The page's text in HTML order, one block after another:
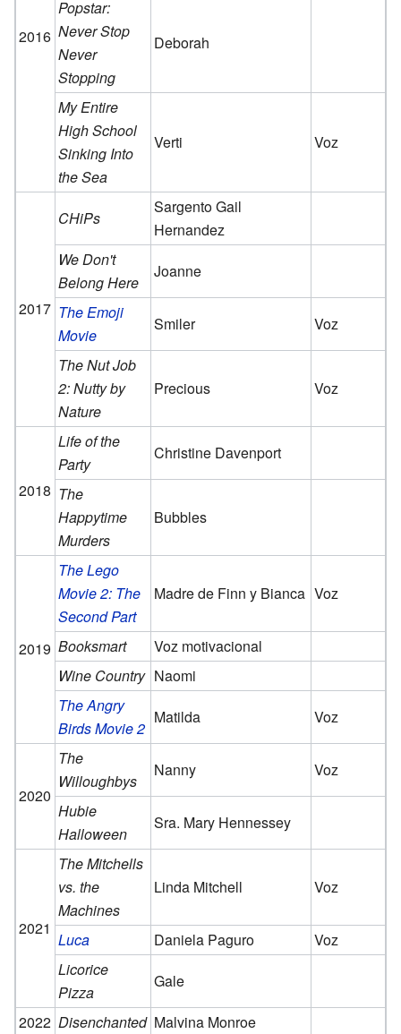
2016
Popstar:
Never Stop
Never
Stopping
Deborah
My Entire
High School
Sinking Into
the Sea
Verti Voz
2017
CHiPs
Sargento Gail
Hernandez
We Don't
Belong Here
Joanne
The Emoji
Movie
Smiler
Voz
The Nut Job
2: Nutty by
Nature
Precious Voz
2018
Life of the
Party
Christine Davenport
The
Happytime
Murders
Bubbles
2019
The Lego
Movie 2: The
Second Part
Madre de Finn y Bianca Voz
Booksmart
Voz motivacional
Wine Country Naomi
The Angry
Birds Movie 2
Matilda Voz
2020
The
Willoughbys
Nanny
Voz
Hubie
Halloween
Sra. Mary Hennessey
2021
The Mitchells
vs. the
Machines
Linda Mitchell Voz
Luca Daniela Paguro
Voz
Licorice
Pizza
Gale
2022 Disenchanted Malvina Monroe